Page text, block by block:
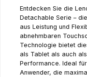
Entdecken Sie die
Detachable Serie –
aus Leistung und
abnehmbaren
Technologie bietet
als Tablet als auch
Performance. Ideal
Anwender, die